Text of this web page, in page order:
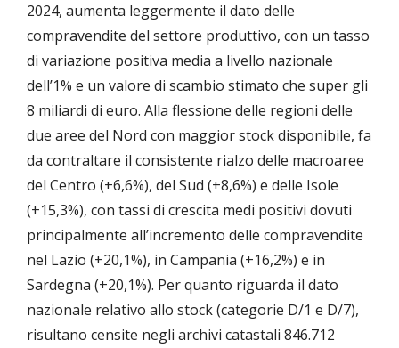
2024, aumenta leggermente il dato delle
compravendite del settore produttivo, con un tasso
di variazione positiva media a livello nazionale
dell’1% e un valore di scambio stimato che super gli
8 miliardi di euro. Alla flessione delle regioni delle
due aree del Nord con maggior stock disponibile, fa
da contraltare il consistente rialzo delle macroaree
del Centro (+6,6%), del Sud (+8,6%) e delle Isole
(+15,3%), con tassi di crescita medi positivi dovuti
principalmente all’incremento delle compravendite
nel Lazio (+20,1%), in Campania (+16,2%) e in
Sardegna (+20,1%). Per quanto riguarda il dato
nazionale relativo allo stock (categorie D/1 e D/7),
risultano censite negli archivi catastali 846.712